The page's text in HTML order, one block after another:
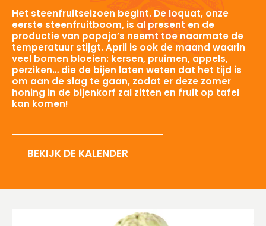
Het steenfruitseizoen begint. De loquat, onze
eerste steenfruitboom, is al present en de
productie van papaja’s neemt toe naarmate de
temperatuur stijgt. April is ook de maand waarin
veel bomen bloeien: kersen, pruimen, appels,
perziken… die de bijen laten weten dat het tijd is
om aan de slag te gaan, zodat er deze zomer
honing in de bijenkorf zal zitten en fruit op tafel
kan komen!
BEKIJK DE KALENDER